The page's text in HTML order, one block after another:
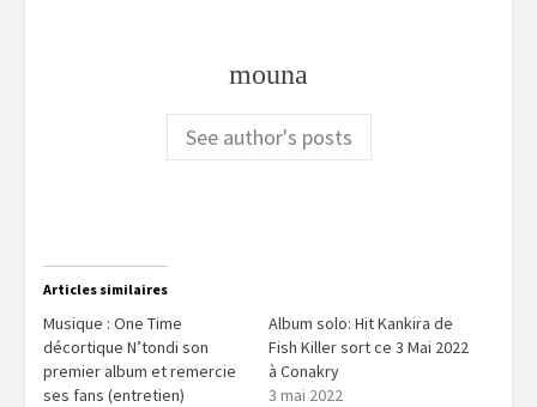
mouna
See author's posts
Articles similaires
Musique : One Time
décortique N’tondi son
premier album et remercie
ses fans (entretien)
Album solo: Hit Kankira de
Fish Killer sort ce 3 Mai 2022
à Conakry
3 mai 2022